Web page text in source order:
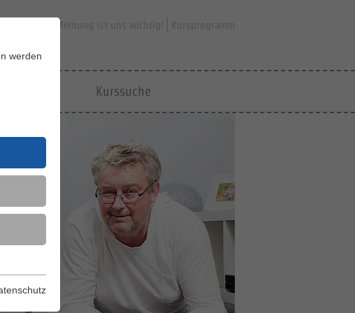
Ihre Meinung ist uns wichtig! Kursprogramm
Kurssuche
werden